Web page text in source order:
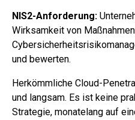
NIS2-Anforderung:
Wirksamkeit von
und bewerten.
Herkömmliche Cloud-
und langsam. Es ist keine
Strategie, monatelang auf